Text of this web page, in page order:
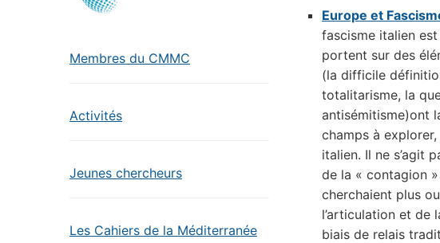
Membres du CMMC
Activités
Jeunes chercheurs
Les Cahiers de la Méditerranée
Europe et
fascisme italien
portent sur des
(la difficile
totalitarisme, la
antisémitisme)ont
champs à
italien. Il ne s’agit
de la « contagion
cherchaient plus
l’articulation et de
biais de relais